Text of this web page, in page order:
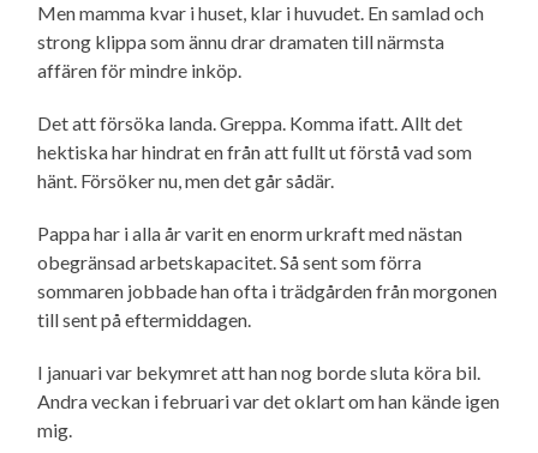
Men mamma kvar i huset, klar i huvudet. En samlad och
strong klippa som ännu drar dramaten till närmsta
affären för mindre inköp.
Det att försöka landa. Greppa. Komma ifatt. Allt det
hektiska har hindrat en från att fullt ut förstå vad som
hänt. Försöker nu, men det går sådär.
Pappa har i alla år varit en enorm urkraft med nästan
obegränsad arbetskapacitet. Så sent som förra
sommaren jobbade han ofta i trädgården från morgonen
till sent på eftermiddagen.
I januari var bekymret att han nog borde sluta köra bil.
Andra veckan i februari var det oklart om han kände igen
mig.